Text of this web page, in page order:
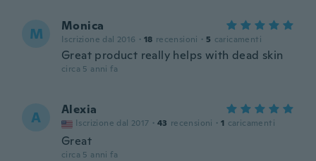
M Monica
Iscrizione dal 2016 · 18 recensioni · 5 caricamenti
Great product really helps with dead skin
circa 5 anni fa
A Alexia
Iscrizione dal 2017 · 43 recensioni · 1 caricamenti
Great
circa 5 anni fa